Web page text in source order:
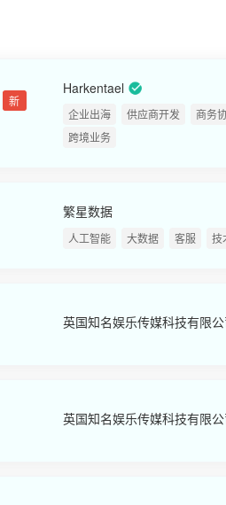
新
Harkentael
企业出海 供应商开发 商务
跨境业务
繁星数据
人工智能 大数据 客服 技
英国知名娱乐传媒科技有限
英国知名娱乐传媒科技有限